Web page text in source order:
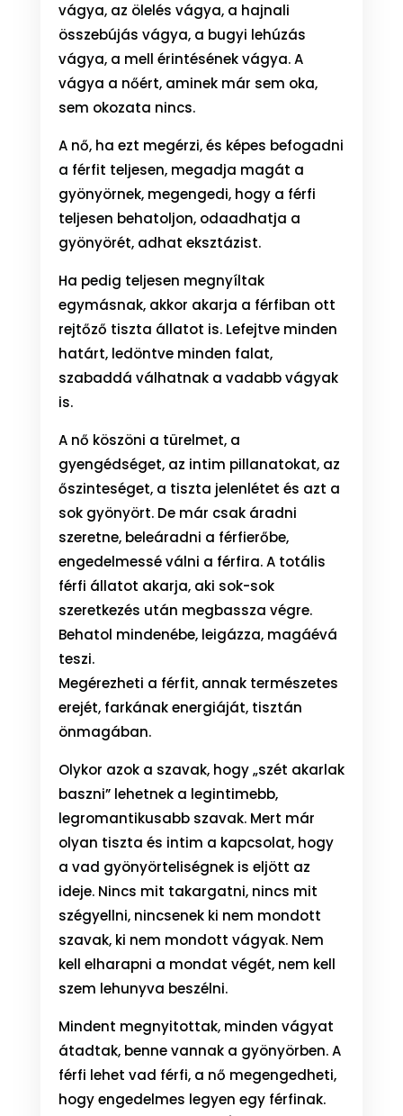
vágya, az ölelés vágya, a hajnali
összebújás vágya, a bugyi lehúzás
vágya, a mell érintésének vágya. A
vágya a nőért, aminek már sem oka,
sem okozata nincs.
A nő, ha ezt megérzi, és képes befogadni
a férfit teljesen, megadja magát a
gyönyörnek, megengedi, hogy a férfi
teljesen behatoljon, odaadhatja a
gyönyörét, adhat eksztázist.
Ha pedig teljesen megnyíltak
egymásnak, akkor akarja a férfiban ott
rejtőző tiszta állatot is. Lefejtve minden
határt, ledöntve minden falat,
szabaddá válhatnak a vadabb vágyak
is.
A nő köszöni a türelmet, a
gyengédséget, az intim pillanatokat, az
őszinteséget, a tiszta jelenlétet és azt a
sok gyönyört. De már csak áradni
szeretne, beleáradni a férfierőbe,
engedelmessé válni a férfira. A totális
férfi állatot akarja, aki sok-sok
szeretkezés után megbassza végre.
Behatol mindenébe, leigázza, magáévá
teszi.
Megérezheti a férfit, annak természetes
erejét, farkának energiáját, tisztán
önmagában.
Olykor azok a szavak, hogy „szét akarlak
baszni” lehetnek a legintimebb,
legromantikusabb szavak. Mert már
olyan tiszta és intim a kapcsolat, hogy
a vad gyönyörteliségnek is eljött az
ideje. Nincs mit takargatni, nincs mit
szégyellni, nincsenek ki nem mondott
szavak, ki nem mondott vágyak. Nem
kell elharapni a mondat végét, nem kell
szem lehunyva beszélni.
Mindent megnyitottak, minden vágyat
átadtak, benne vannak a gyönyörben. A
férfi lehet vad férfi, a nő megengedheti,
hogy engedelmes legyen egy férfinak.